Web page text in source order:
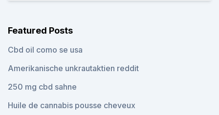
Featured Posts
Cbd oil como se usa
Amerikanische unkrautaktien reddit
250 mg cbd sahne
Huile de cannabis pousse cheveux